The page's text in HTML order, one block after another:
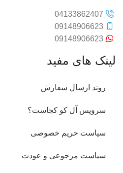
04133862407
09148906623
09148906623
لینک های مفید
روند ارسال سفارش
سرویس آل کو کجاست؟
سیاست حریم خصوصی
سیاست مرجوعی و عودت